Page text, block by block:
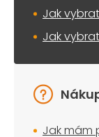
Jak
Jak
Jak mám